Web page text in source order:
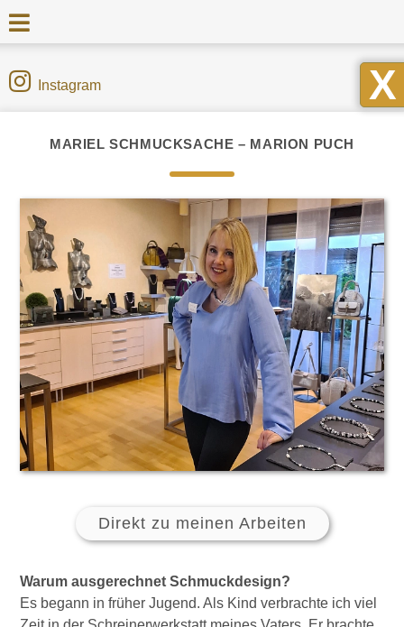
Instagram X
MARIEL SCHMUCKSACHE – MARION PUCH
Direkt zu meinen Arbeiten
Warum ausgerechnet Schmuckdesign?
Es begann in früher Jugend. Als Kind verbrachte ich viel